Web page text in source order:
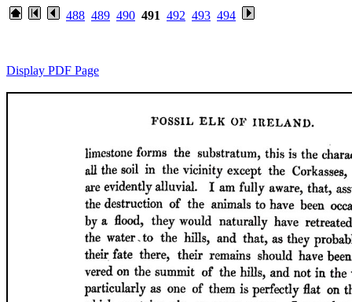
488 489 490 491 492 493 494
Display PDF Page